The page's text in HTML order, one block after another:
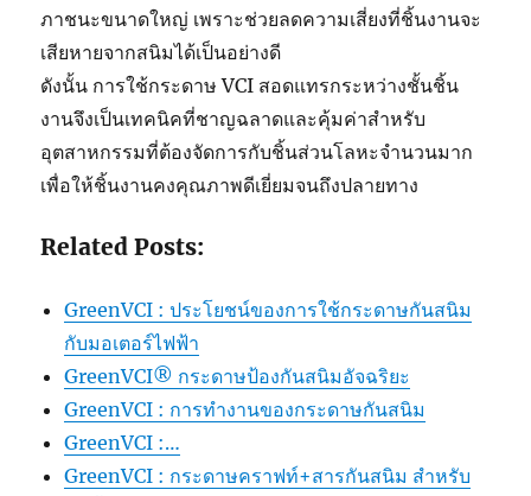
ภาชนะขนาดใหญ่ เพราะช่วยลดความเสี่ยงที่ชิ้นงานจะ
เสียหายจากสนิมได้เป็นอย่างดี
ดังนั้น การใช้กระดาษ VCI สอดแทรกระหว่างชั้นชิ้น
งานจึงเป็นเทคนิคที่ชาญฉลาดและคุ้มค่าสำหรับ
อุตสาหกรรมที่ต้องจัดการกับชิ้นส่วนโลหะจำนวนมาก
เพื่อให้ชิ้นงานคงคุณภาพดีเยี่ยมจนถึงปลายทาง
Related Posts:
GreenVCI : ประโยชน์ของการใช้กระดาษกันสนิม
กับมอเตอร์ไฟฟ้า
GreenVCI® กระดาษป้องกันสนิมอัจฉริยะ
GreenVCI : การทำงานของกระดาษกันสนิม
GreenVCI :…
GreenVCI : กระดาษคราฟท์+สารกันสนิม สำหรับ